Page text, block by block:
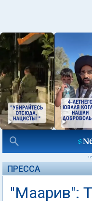
ПРЕССА
"Маарив":